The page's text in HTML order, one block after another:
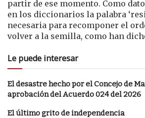
partir de ese momento. Como
en los diccionarios la palabra
necesaria para recomponer el
volver a la semilla, como han
Le puede interesar
El desastre hecho por el Concejo de
aprobación del Acuerdo 024 del 2026
El último grito de independencia